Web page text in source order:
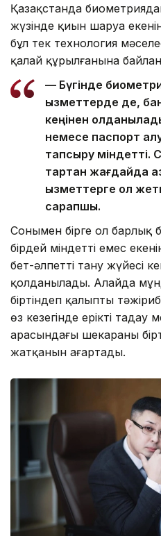
Қазақстанда
жүзінде қиын шаруа
бұл тек технология
қалай құрылғанына
— Бүгінде
қызметтерде де,
кеңінен
немесе паспорт алу
тапсыру міндетті.
тартқан жағдайда
қызметтерге қол
сарапшы.
Сонымен бірге ол барлық
бірдей міндетті емес
бет-әлпетті тану жүйесі
қолданылады. Алайда
біртіндеп қалыпты
өз кезегінде ерікті таңдау
арасындағы шекараны
жатқанын аңғартады.